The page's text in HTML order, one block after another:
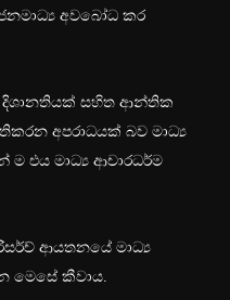
අවබෝධ කර
දිශානතියක් සහිත ආන්තික
අපරාධයක් බව මාධ්‍ය
ම එය මාධ්‍ය ආචාරධර්ම
ආයතනයේ මාධ්‍ය
මෙසේ කීවාය.